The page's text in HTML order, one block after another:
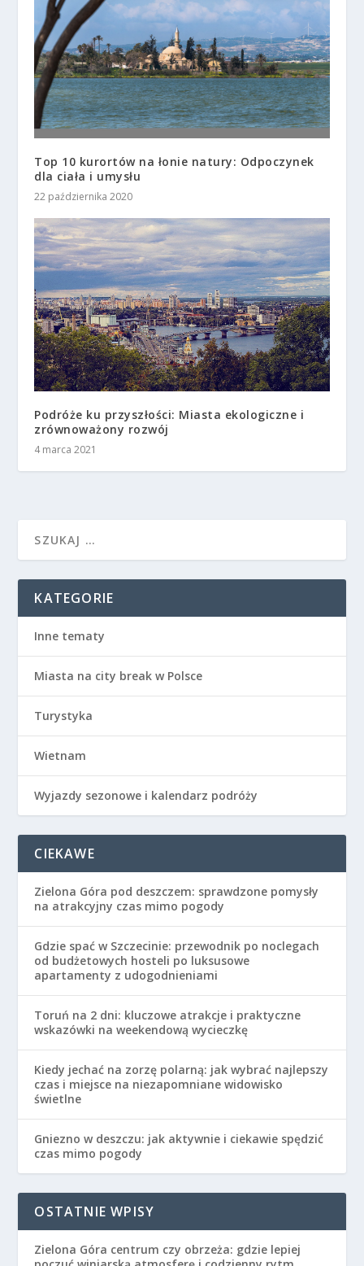
Top 10 kurortów na łonie natury: Odpoczynek
dla ciała i umysłu
22 października 2020
Podróże ku przyszłości: Miasta ekologiczne i
zrównoważony rozwój
4 marca 2021
KATEGORIE
Inne tematy
Miasta na city break w Polsce
Turystyka
Wietnam
Wyjazdy sezonowe i kalendarz podróży
CIEKAWE
Zielona Góra pod deszczem: sprawdzone pomysły
na atrakcyjny czas mimo pogody
Gdzie spać w Szczecinie: przewodnik po noclegach
od budżetowych hosteli po luksusowe
apartamenty z udogodnieniami
Toruń na 2 dni: kluczowe atrakcje i praktyczne
wskazówki na weekendową wycieczkę
Kiedy jechać na zorzę polarną: jak wybrać najlepszy
czas i miejsce na niezapomniane widowisko
świetlne
Gniezno w deszczu: jak aktywnie i ciekawie spędzić
czas mimo pogody
OSTATNIE WPISY
Zielona Góra centrum czy obrzeża: gdzie lepiej